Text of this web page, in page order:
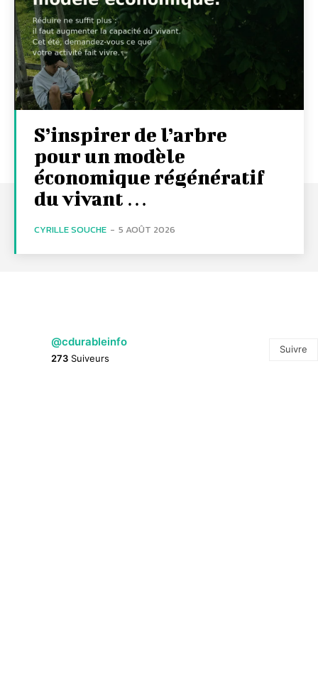
S’inspirer de l’arbre
pour un modèle
économique régénératif
du vivant …
CYRILLE SOUCHE - 5 AOÛT 2026
@cdurableinfo
273 Suiveurs
Suivre